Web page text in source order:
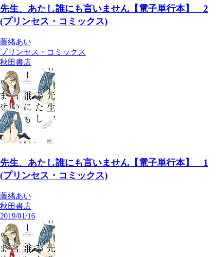
先生、あたし誰にも言いません【電子単行本】 2
(プリンセス・コミックス)
藤緒あい
プリンセス・コミックス
秋田書店
先生、あたし誰にも言いません【電子単行本】 1
(プリンセス・コミックス)
藤緒あい
秋田書店
2019/01/16